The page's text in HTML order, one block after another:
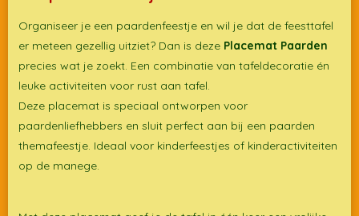
Organiseer je een paardenfeestje en wil je dat de feesttafel
er meteen gezellig uitziet? Dan is deze Placemat Paarden
precies wat je zoekt. Een combinatie van tafeldecoratie én
leuke activiteiten voor rust aan tafel.
Deze placemat is speciaal ontworpen voor
paardenliefhebbers en sluit perfect aan bij een paarden
themafeestje. Ideaal voor kinderfeestjes of kinderactiviteiten
op de manege.